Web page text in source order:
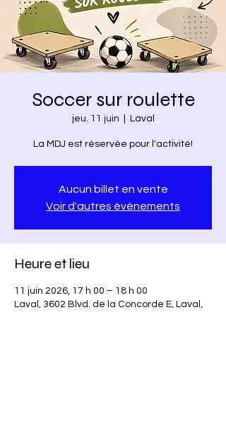
Soccer sur roulette
jeu. 11 juin Laval
La MDJ est réservée pour l'activité!
Aucun billet en vente
Voir d'autres événements
Heure et lieu
11 juin 2026, 17 h 00 – 18 h 00
Laval, 3602 Blvd. de la Concorde E, Laval,